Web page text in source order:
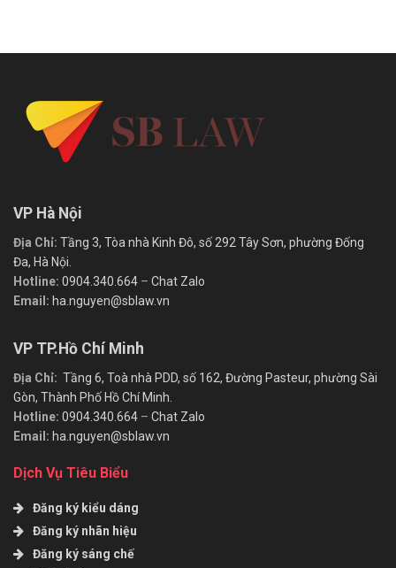
VP Hà Nội
Địa Chỉ: Tầng 3, Tòa nhà Kinh Đô, số 292 Tây Sơn, phường Đống
Đa, Hà Nội.
Hotline: 0904.340.664 – Chat Zalo
Email: ha.nguyen@sblaw.vn
VP TP.Hồ Chí Minh
Địa Chỉ: Tầng 6, Toà nhà PDD, số 162, Đường Pasteur, phường Sài
Gòn, Thành Phố Hồ Chí Minh.
Hotline: 0904.340.664 – Chat Zalo
Email: ha.nguyen@sblaw.vn
Dịch Vụ Tiêu Biểu
Đăng ký kiểu dáng
Đăng ký nhãn hiệu
Đăng ký sáng chế